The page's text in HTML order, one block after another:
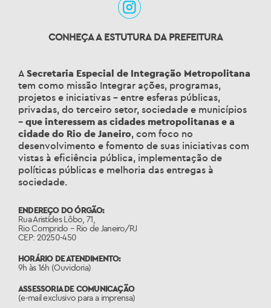
CONHEÇA A ESTUTURA DA PREFEITURA
A Secretaria Especial de Integração Metropolitana
tem como missão Integrar ações, programas,
projetos e iniciativas – entre esferas públicas,
privadas, do terceiro setor, sociedade e municípios
– que interessem as cidades metropolitanas e a
cidade do Rio de Janeiro, com foco no
desenvolvimento e fomento de suas iniciativas com
vistas à eficiência pública, implementação de
políticas públicas e melhoria das entregas à
sociedade.
ENDEREÇO DO ÓRGÃO:
Rua Aristídes Lôbo, 71,
Rio Comprido – Rio de Janeiro/RJ
CEP: 20250-450
HORÁRIO DE ATENDIMENTO:
9h às 16h (Ouvidoria)
ASSESSORIA DE COMUNICAÇÃO
(e-mail exclusivo para a imprensa)